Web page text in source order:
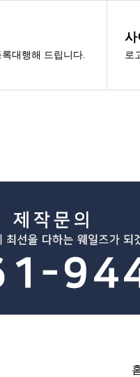
대행해 드립니다.
사
로